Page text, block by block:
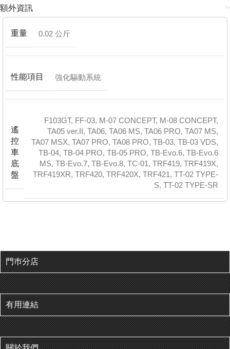
額外資訊
重量 0.02 公斤
性能項目 強化驅動系統
遙
控
車
底
盤
F103GT, FF-03, M-07 CONCEPT, M-08 CONCEPT,
TA05 ver.II, TA06, TA06 MS, TA06 PRO, TA07 MS,
TA07 MSX, TA07 PRO, TA08 PRO, TB-03, TB-03 VDS,
TB-04, TB-04 PRO, TB-05 PRO, TB-Evo.6, TB-Evo.6
MS, TB-Evo.7, TB-Evo.8, TC-01, TRF419, TRF419X,
TRF419XR, TRF420, TRF420X, TRF421, TT-02 TYPE-
S, TT-02 TYPE-SR
門巿分店
有用連結